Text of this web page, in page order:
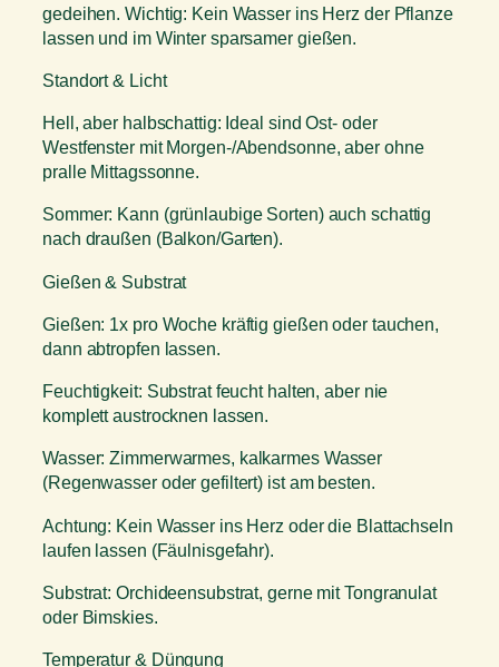
gedeihen. Wichtig: Kein Wasser ins Herz der Pflanze
lassen und im Winter sparsamer gießen.
Standort & Licht
Hell, aber halbschattig: Ideal sind Ost- oder
Westfenster mit Morgen-/Abendsonne, aber ohne
pralle Mittagssonne.
Sommer: Kann (grünlaubige Sorten) auch schattig
nach draußen (Balkon/Garten).
Gießen & Substrat
Gießen: 1x pro Woche kräftig gießen oder tauchen,
dann abtropfen lassen.
Feuchtigkeit: Substrat feucht halten, aber nie
komplett austrocknen lassen.
Wasser: Zimmerwarmes, kalkarmes Wasser
(Regenwasser oder gefiltert) ist am besten.
Achtung: Kein Wasser ins Herz oder die Blattachseln
laufen lassen (Fäulnisgefahr).
Substrat: Orchideensubstrat, gerne mit Tongranulat
oder Bimskies.
Temperatur & Düngung